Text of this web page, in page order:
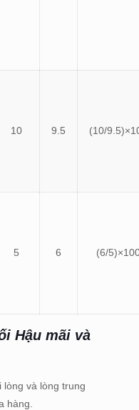
10 9.5 (10/
5 6 (6/
Hậu mãi và
và lòng trung
hàng.